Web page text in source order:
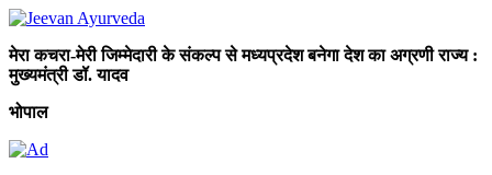
मेरा कचरा-मेरी जिम्मेदारी के संकल्प से मध्यप्रदेश बनेगा देश का अग्रणी राज्य :
मुख्यमंत्री डॉ. यादव
भोपाल